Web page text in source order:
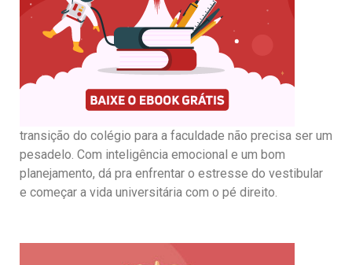
transição do colégio para a faculdade não precisa ser um
pesadelo. Com inteligência emocional e um bom
planejamento, dá pra enfrentar o estresse do vestibular
e começar a vida universitária com o pé direito.